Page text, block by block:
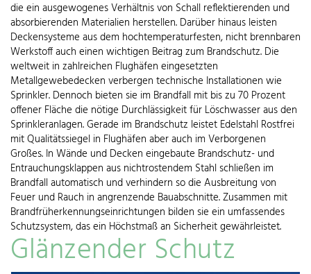
die ein ausgewogenes Verhältnis von Schall reflektierenden und
absorbierenden Materialien herstellen. Darüber hinaus leisten
Deckensysteme aus dem hochtemperaturfesten, nicht brennbaren
Werkstoff auch einen wichtigen Beitrag zum Brandschutz. Die
weltweit in zahlreichen Flughäfen eingesetzten
Metallgewebedecken verbergen technische Installationen wie
Sprinkler. Dennoch bieten sie im Brandfall mit bis zu 70 Prozent
offener Fläche die nötige Durchlässigkeit für Löschwasser aus den
Sprinkleranlagen. Gerade im Brandschutz leistet Edelstahl Rostfrei
mit Qualitätssiegel in Flughäfen aber auch im Verborgenen
Großes. In Wände und Decken eingebaute Brandschutz- und
Entrauchungsklappen aus nichtrostendem Stahl schließen im
Brandfall automatisch und verhindern so die Ausbreitung von
Feuer und Rauch in angrenzende Bauabschnitte. Zusammen mit
Brandfrüherkennungseinrichtungen bilden sie ein umfassendes
Schutzsystem, das ein Höchstmaß an Sicherheit gewährleistet.
Glänzender Schutz